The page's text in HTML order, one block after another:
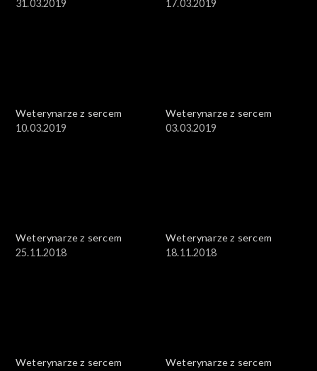
31.03.2019
17.03.2019
Weterynarze z sercem
10.03.2019
Weterynarze z sercem
03.03.2019
Weterynarze z sercem
25.11.2018
Weterynarze z sercem
18.11.2018
Weterynarze z sercem
Weterynarze z sercem